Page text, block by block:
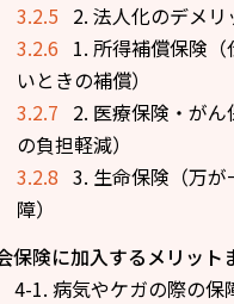
3.2.5 2. 法人化のデメリ
3.2.6 1. 所得補償保険
いときの補償）
3.2.7 2. 医療保険・が
の負担軽減）
3.2.8 3. 生命保険（万
障）
保険に加入するメリット
4-1. 病気やケガの際の保